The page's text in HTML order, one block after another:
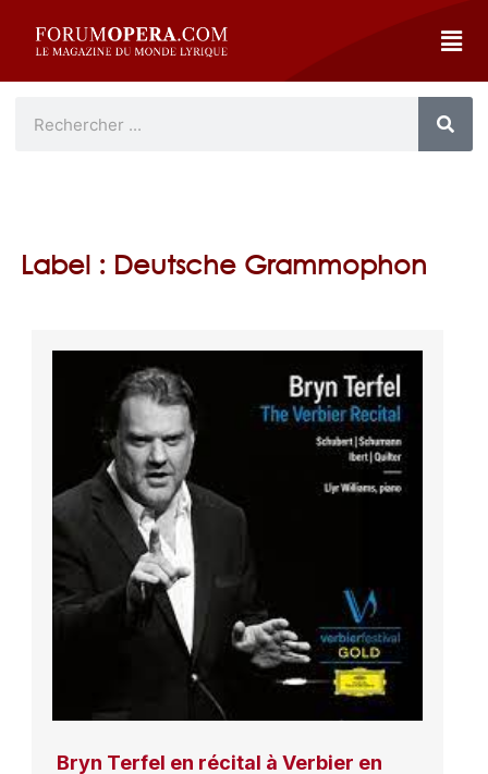
Label : Deutsche Grammophon
Bryn Terfel en récital à Verbier en